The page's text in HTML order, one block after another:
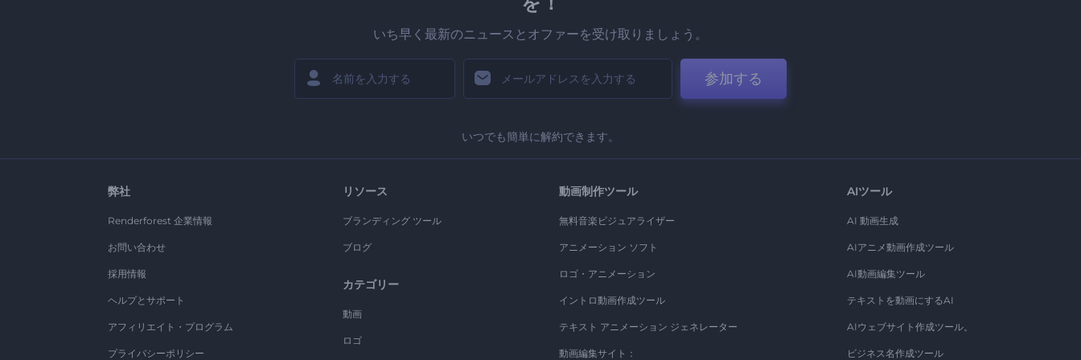
いち早く最新のニュースとオファーを受け取りましょう。
参加する
いつでも簡単に解約できます。
弊社
Renderforest 企業情報
お問い合わせ
採用情報
ヘルプとサポート
アフィリエイト・プログラム
プライバシーポリシー
リソース
ブランディング ツール
ブログ
カテゴリー
動画
ロゴ
動画制作ツール
無料音楽ビジュアライザー
アニメーション ソフト
ロゴ・アニメーション
イントロ動画作成ツール
テキスト アニメーション ジェネレーター
動画編集サイト：
AIツール
AI 動画生成
AIアニメ動画作成ツール
AI動画編集ツール
テキストを動画にするAI
AIウェブサイト作成ツール。
ビジネス名作成ツール